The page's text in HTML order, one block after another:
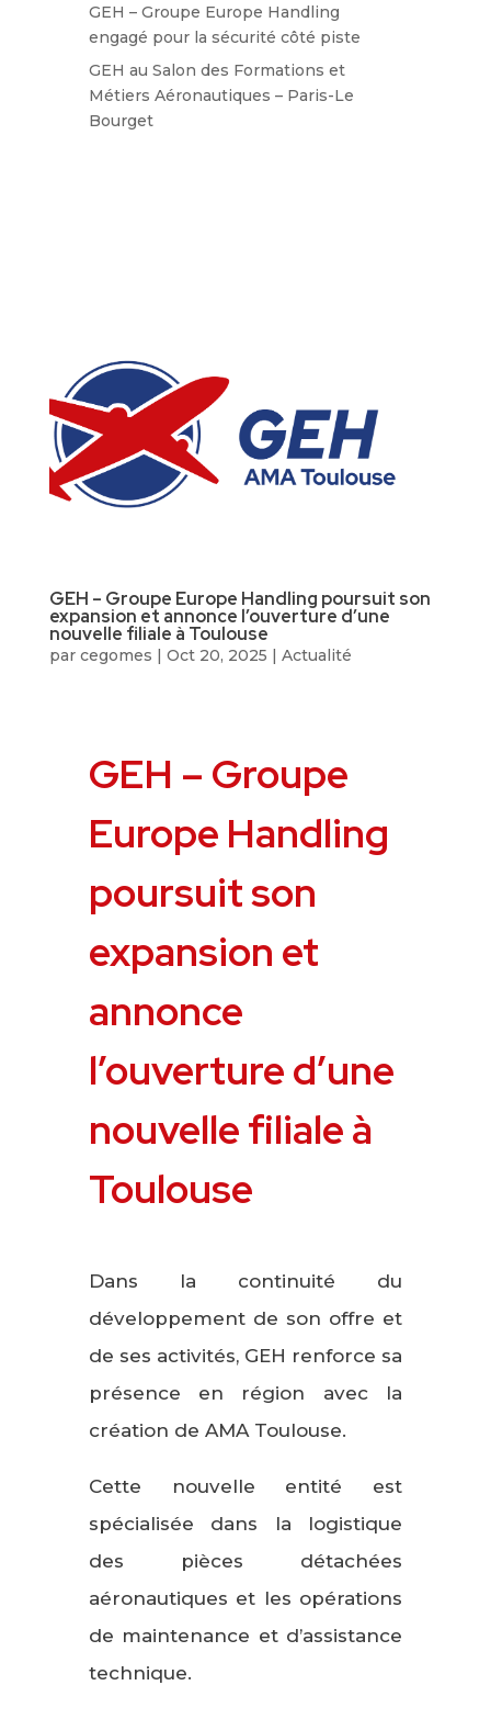
GEH – Groupe Europe Handling
engagé pour la sécurité côté piste
GEH au Salon des Formations et
Métiers Aéronautiques – Paris-Le
Bourget
GEH – Groupe Europe Handling poursuit son
expansion et annonce l’ouverture d’une
nouvelle filiale à Toulouse
par cegomes | Oct 20, 2025 | Actualité
GEH – Groupe
Europe Handling
poursuit son
expansion et
annonce
l’ouverture d’une
nouvelle filiale à
Toulouse
Dans la continuité du
développement de son offre et
de ses activités, GEH renforce sa
présence en région avec la
création de AMA Toulouse.
Cette nouvelle entité est
spécialisée dans la logistique
des pièces détachées
aéronautiques et les opérations
de maintenance et d’assistance
technique.